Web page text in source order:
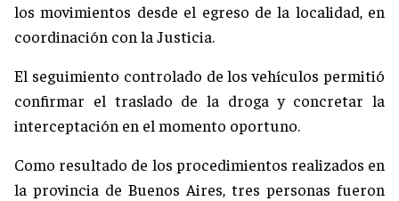
los movimientos desde el egreso de la localidad, en
coordinación con la Justicia.
El seguimiento controlado de los vehículos permitió
confirmar el traslado de la droga y concretar la
interceptación en el momento oportuno.
Como resultado de los procedimientos realizados en
la provincia de Buenos Aires, tres personas fueron